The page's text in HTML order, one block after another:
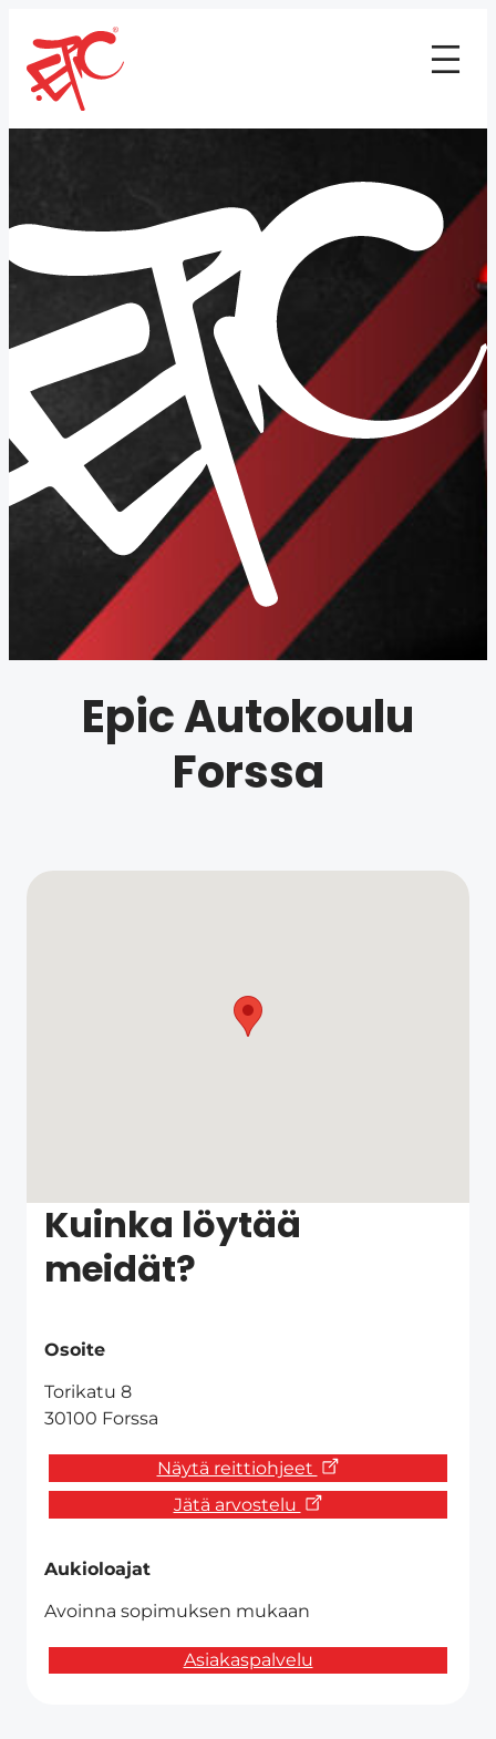
Epic Autokoulu
Forssa
Kuinka löytää
meidät?
Osoite
Torikatu 8
30100 Forssa
Näytä reittiohjeet
Jätä arvostelu
Aukioloajat
Avoinna sopimuksen mukaan
Asiakaspalvelu